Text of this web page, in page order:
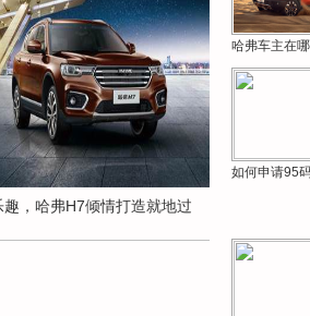
，哈弗H7倾情打造就地过
哈弗车主在
如何申请95